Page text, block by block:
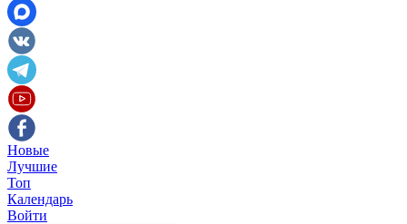
Новые
Лучшие
Топ
Календарь
Войти